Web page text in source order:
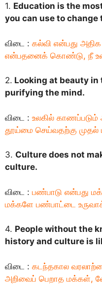
1. Education is the
you can use to change
விடை : கல்வி என்பது
என்பதனைக் கொண்டு, நீ
2. Looking at beauty
purifying the mind.
விடை : உலகில்
தூய்மை செய்வதற்கு முதல்
3. Culture does not
culture.
விடை : பண்பாடு என்பது
மக்களே பண்பாட்டை
4. People without the
history and culture is
விடை : கடந்தகால
அறிவைப் பெறாத மக்கள்,